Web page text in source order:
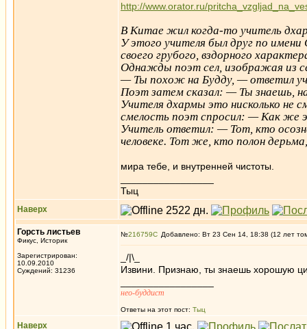
http://www.orator.ru/
В Китае жил когда-то учитель
У этого учителя был друг по
своего грубого, вздорного
Однажды поэт сел, изображая из
— Ты похож на Будду, — ответил
Поэт затем сказал: — Ты знаешь,
Учителя дхармы это нисколько
смелость поэт спросил: — Как же
Учитель ответил: — Тот, кто
человеке. Тот же, кто полон
мира тебе, и внутренней чистоты.
Тыц
Наверх
Горсть листьев
Фикус, Историк
Зарегистрирован:
10.09.2010
Суждений: 31236
№216759 Добавлено: Вт 23 Сен 14, 18:38 (12 лет
_/|\_
Извини. Признаю, ты знаешь хорошую
нео-буддист
Ответы на этот пост: Тыц
Наверх